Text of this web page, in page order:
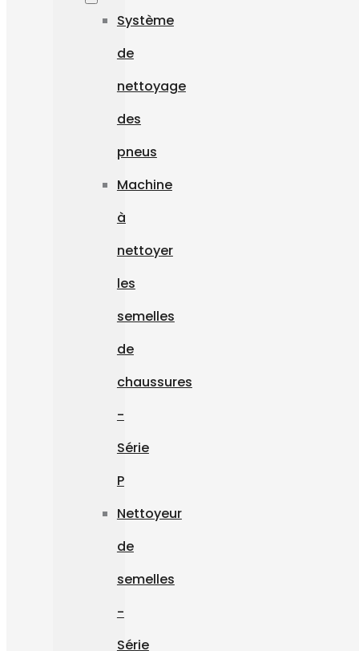
Système
de
nettoyage
des
pneus
Machine
à
nettoyer
les
semelles
de
chaussures
-
Série
P
Nettoyeur
de
semelles
-
Série